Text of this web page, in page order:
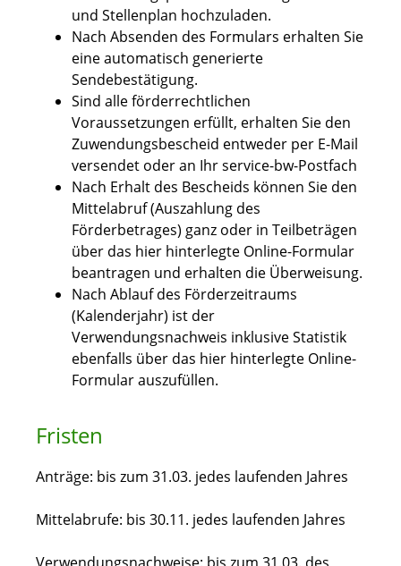
und Stellenplan hochzuladen.
Nach Absenden des Formulars erhalten Sie
eine automatisch generierte
Sendebestätigung.
Sind alle förderrechtlichen
Voraussetzungen erfüllt, erhalten Sie den
Zuwendungsbescheid entweder per E-Mail
versendet oder an Ihr service-bw-Postfach
Nach Erhalt des Bescheids können Sie den
Mittelabruf (Auszahlung des
Förderbetrages) ganz oder in Teilbeträgen
über das hier hinterlegte Online-Formular
beantragen und erhalten die Überweisung.
Nach Ablauf des Förderzeitraums
(Kalenderjahr) ist der
Verwendungsnachweis inklusive Statistik
ebenfalls über das hier hinterlegte Online-
Formular auszufüllen.
Fristen
Anträge: bis zum 31.03. jedes laufenden Jahres
Mittelabrufe: bis 30.11. jedes laufenden Jahres